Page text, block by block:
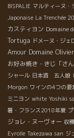
BISPALIE マルティーヌ・
Japonaise La Trenchée
カスティヨン Domaine
Tortuga ドメーヌ・ジェ
Amour Domaine
お好み焼き・きじ「さん
シャール 日本酒 五人娘
Morgon ワインの4つの要
ミニヨン white Yoshiki
暑・フランス2018年夏
ジョレ・ヌーヴォー 収
Eyrolle Takezawa san ジ